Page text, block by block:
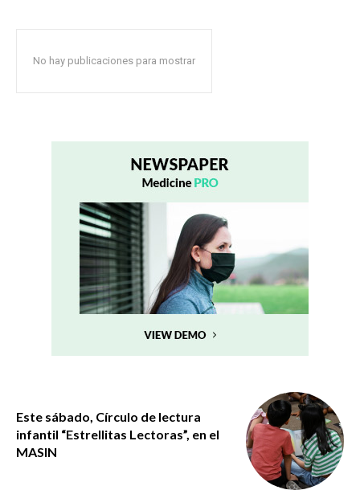
No hay publicaciones para mostrar
Este sábado, Círculo de lectura
infantil “Estrellitas Lectoras”, en el
MASIN